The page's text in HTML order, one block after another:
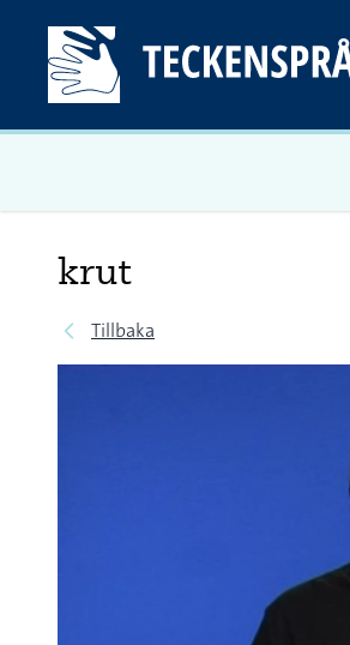
krut
Tillbaka